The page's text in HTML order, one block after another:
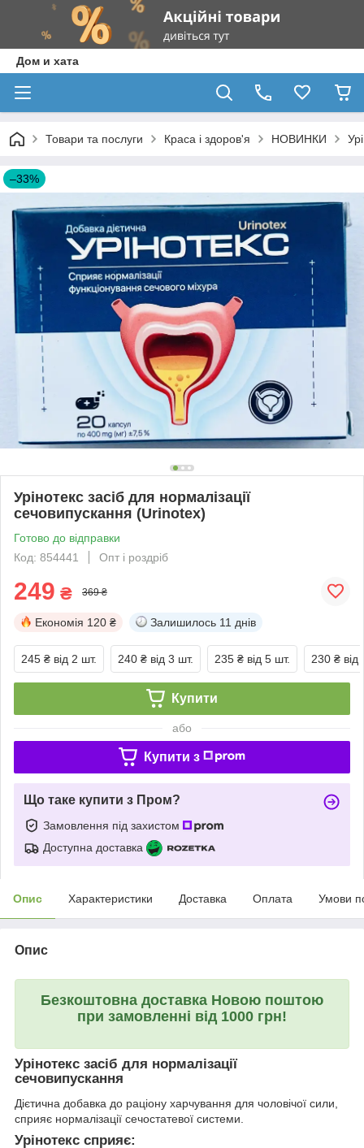
Дом и хата
Товари та послуги Краса і здоров'я НОВИНКИ
–33%
Урінотекс засіб для нормалізації
сечовипускання (Urinotex)
Готово до відправки
Код: 854441
Опт і роздріб
249 ₴ 369 ₴
Економія 120 ₴ Залишилось 11 днів
245 ₴ від 2 шт. 240 ₴ від 3 шт. 235 ₴ від 5 шт. 230 ₴ від
Купити
або
Купити з
Що таке купити з Пром?
Замовлення під захистом
Доступна доставка
Опис Характеристики Доставка Оплата Умови
Опис
Безкоштовна доставка Новою поштою
при замовленні від 1000 грн!
Урінотекс засіб для нормалізації
сечовипускання
Дієтична добавка до раціону харчування для чоловічої сили,
сприяє нормалізації сечостатевої системи.
Урінотекс сприяє: